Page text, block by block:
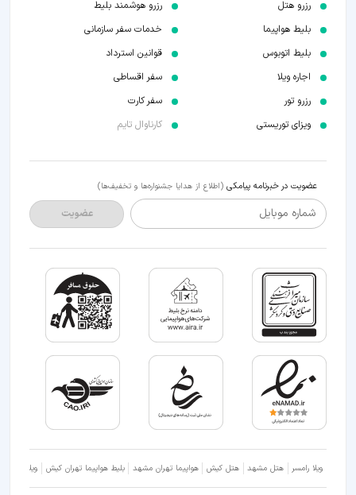
رزرو هتل
بلیط هواپیما
بلیط اتوبوس
اجاره ویلا
رزرو تور
ویزای توریستی
رزرو هوشمند بلیط
خدمات سفر سازمانی
قوانین استرداد
سفر اقساطی
سفر کارت
کارناوال تایم
عضویت در خبرنامه پیامکی (اطلاع از هدایا جشنواره‌ها و تخفیف‌ها)
شماره موبایل عضویت
ویلا رامسر هتل مشهد هتل کیش هواپیما تهران مشهد بلیط هواپیما تهران کیش ویلا شمال